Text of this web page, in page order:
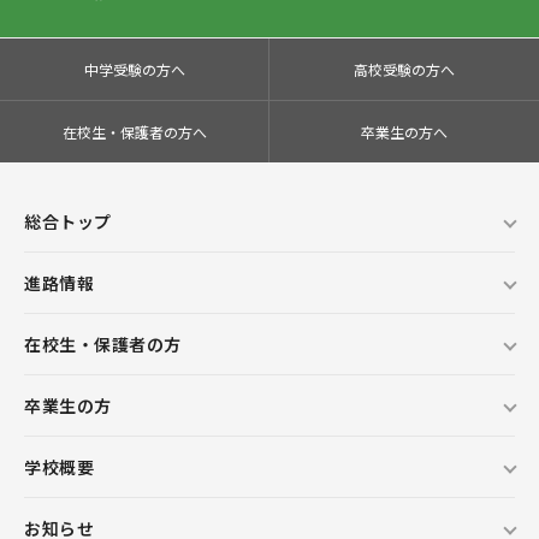
中学受験の方へ 高校受験の方へ
在校生・保護者の方へ 卒業生の方へ
総合トップ
進路情報
在校生・保護者の方
卒業生の方
学校概要
お知らせ